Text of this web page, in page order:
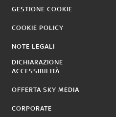
GESTIONE COOKIE
COOKIE POLICY
NOTE LEGALI
DICHIARAZIONE
ACCESSIBILITÀ
OFFERTA SKY MEDIA
CORPORATE